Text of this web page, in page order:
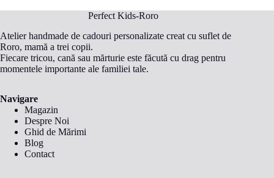
Perfect Kids-Roro
Atelier handmade de cadouri personalizate creat cu suflet de
Roro, mamă a trei copii.
Fiecare tricou, cană sau mărturie este făcută cu drag pentru
momentele importante ale familiei tale.
Navigare
Magazin
Despre Noi
Ghid de Mărimi
Blog
Contact